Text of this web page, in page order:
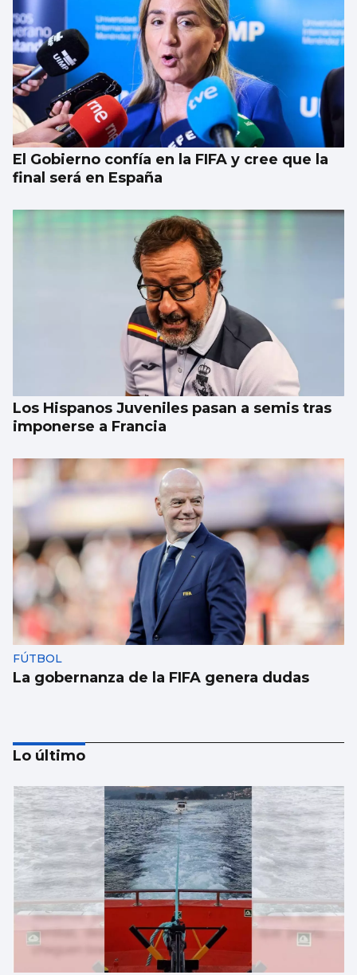
El Gobierno confía en la FIFA y cree que la
final será en España
Los Hispanos Juveniles pasan a semis tras
imponerse a Francia
FÚTBOL
La gobernanza de la FIFA genera dudas
Taparse la boca, amarilla
Lo último